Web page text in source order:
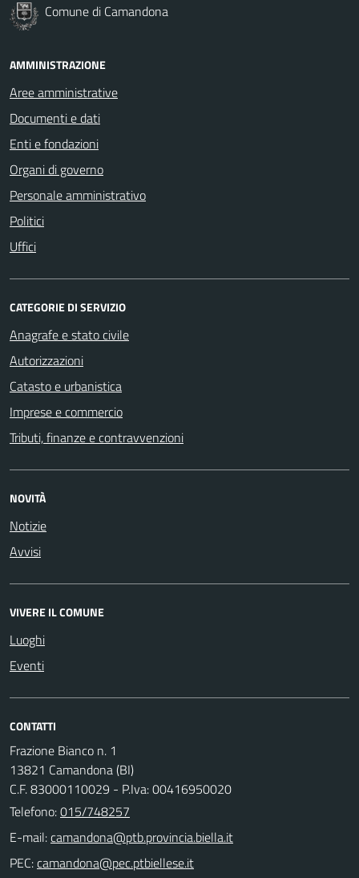
Comune di Camandona
AMMINISTRAZIONE
Aree amministrative
Documenti e dati
Enti e fondazioni
Organi di governo
Personale amministrativo
Politici
Uffici
CATEGORIE DI SERVIZIO
Anagrafe e stato civile
Autorizzazioni
Catasto e urbanistica
Imprese e commercio
Tributi, finanze e contravvenzioni
NOVITÀ
Notizie
Avvisi
VIVERE IL COMUNE
Luoghi
Eventi
CONTATTI
Frazione Bianco n. 1
13821 Camandona (BI)
C.F. 83000110029 - P.Iva: 00416950020
Telefono:015/748257
E-mail:
PEC: